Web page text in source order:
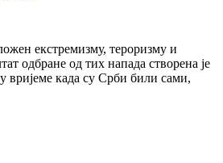
екстремизму, тероризму и
одбране од тих напада створена је
вријеме када су Срби били сами,